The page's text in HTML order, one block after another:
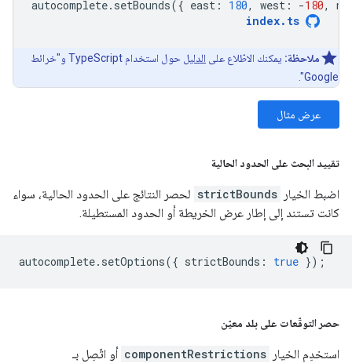
autocomplete. setBounds({ east : 180, west : -180,
index. ts
ملاحظة: يمكنك الاطّلاع على الدليل
حول استخدام TypeScript و"خرائط
Google".
عرض مثال
تقييد البحث على الحدود الحالية
اضبط الخيار strictBounds لحصر النتائج على الحدود الحالية، سواء
كانت تستند إلى إطار عرض الخريطة أو الحدود المستطيلة.
autocomplete. setOptions({ strictBounds : true });
حصر التوقّعات على بلد معيّن
استخدِم الخيار componentRestrictions أو اتّصِل بـ